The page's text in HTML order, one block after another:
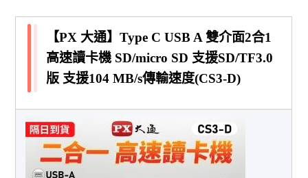
【PX 大通】Type C USB A 雙介面2合1
高速讀卡機 SD/micro SD 支援SD/TF3.0
版 支援104 MB/s傳輸速度(CS3-D)